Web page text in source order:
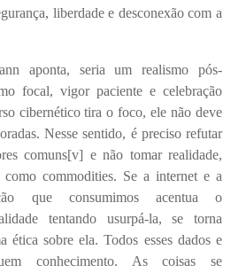
liberdade e desconexão com a
aponta, seria um realismo pós-
focal, vigor paciente e celebração
cibernético tira o foco, ele não deve
Nesse sentido, é preciso refutar
comuns[v] e não tomar realidade,
como commodities. Se a internet e a
que consumimos acentua o
tentando usurpá-la, se torna
ética sobre ela. Todos esses dados e
conhecimento. As coisas se